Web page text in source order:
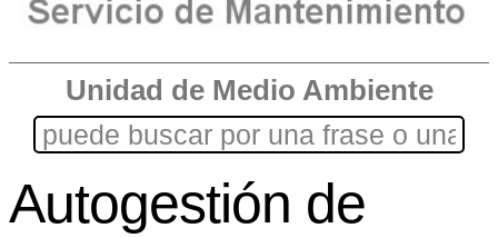
Unidad de Medio Ambiente
Autogestión de